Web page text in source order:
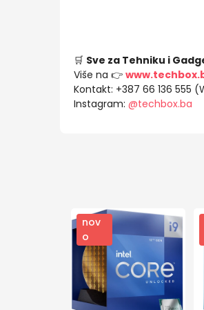
🛒 Sve za Tehniku i
Više na 👉
Kontakt: +387 66 136 555
Instagram: @techbox.ba
nov
o